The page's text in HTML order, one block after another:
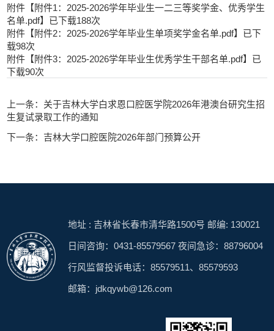
附件【附件1：2025-2026学年毕业生一二三等奖学金、优秀学生
名单.pdf】已下载188次
附件【附件2：2025-2026学年毕业生单项奖学金名单.pdf】已下
载98次
附件【附件3：2025-2026学年毕业生优秀学生干部名单.pdf】已
下载90次
上一条：关于吉林大学白求恩口腔医学院2026年港澳台研究生招
生复试录取工作的通知
下一条：吉林大学口腔医院2026年部门预算公开
地址 : 吉林省长春市清华路1500号 邮编: 130021
日间咨询：0431-85579567 夜间急诊：88796004
行风监督投诉电话：85579511、85579593
邮箱：jdkqywb@126.com